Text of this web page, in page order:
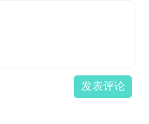
发表评论